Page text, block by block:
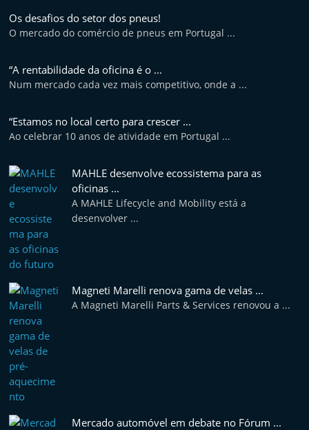
Os desafios do setor dos pneus!
O mercado do comércio de pneus em Portugal ...
“A rentabilidade da oficina é o ...
Num mercado cada vez mais competitivo, onde a ...
“Estamos no local certo para crescer ...
Ao celebrar 10 anos de atividade em Portugal ...
MAHLE desenvolve ecossistema para as
oficinas ...
A MAHLE Lifecycle and Mobility está a
desenvolver ...
Magneti Marelli renova gama de velas ...
A Magneti Marelli Parts & Services renovou a ...
Mercado automóvel em debate no Fórum ...